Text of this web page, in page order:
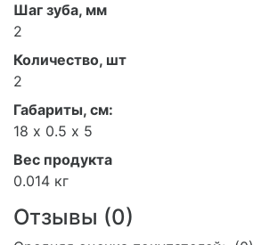
Шаг зуба, мм
2
Количество, шт
2
Габариты, см:
18 х 0.5 х 5
Вес продукта
0.014 кг
Отзывы (0)